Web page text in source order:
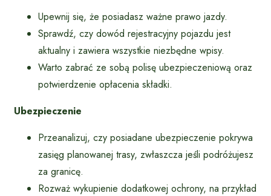
Upewnij się, że posiadasz ważne prawo jazdy.
Sprawdź, czy dowód rejestracyjny pojazdu jest
aktualny i zawiera wszystkie niezbędne wpisy.
Warto zabrać ze sobą polisę ubezpieczeniową oraz
potwierdzenie opłacenia składki.
Ubezpieczenie
Przeanalizuj, czy posiadane ubezpieczenie pokrywa
zasięg planowanej trasy, zwłaszcza jeśli podróżujesz
za granicę.
Rozważ wykupienie dodatkowej ochrony, na przykład